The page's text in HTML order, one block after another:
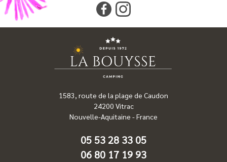
1583, route de la plage de Caudon
24200 Vitrac
Nouvelle-Aquitaine -France
05 53 28 33 05
06 80 17 19 93